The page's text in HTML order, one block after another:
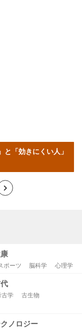
と「効きにくい人」
>
ポーツ 脳科学 心理学
古学 古生物
ノロジー